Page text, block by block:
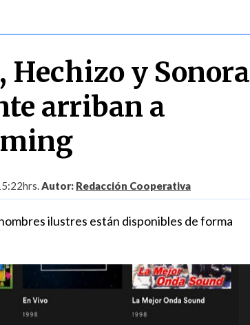
y Sonora
arriban a
Autor: Redacción Cooperativa
ilustres están disponibles de forma